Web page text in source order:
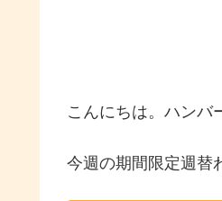
こんにちは。ハンバ
今週の期間限定週替